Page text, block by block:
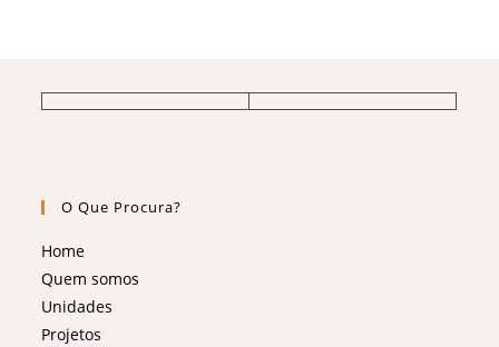
O Que Procura?
Home
Quem somos
Unidades
Projetos